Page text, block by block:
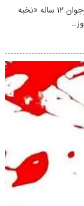
مرکز اطلاع رسانی پلیس گیلان اعلام کرد: ایلیا یاپیر نوجوان ۱۲ ساله «نخبه